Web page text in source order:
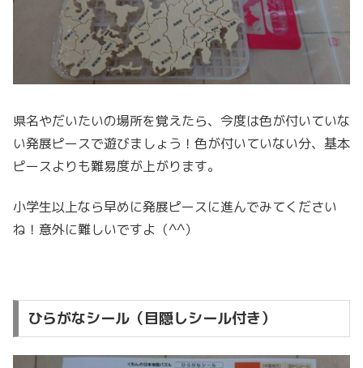
県名やだいたいの場所を覚えたら、今度は色が付いていな
い発展ピースで遊びましょう！色が付いていない分、基本
ピースよりも難易度が上がります。
小学生以上なら早めに発展ピースに進んでみてください
ね！意外に難しいですよ（^^）
ひらがなシール（目隠しシール付き）